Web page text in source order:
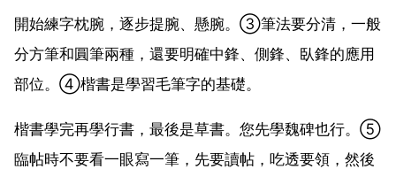
開始練字枕腕，逐步提腕、懸腕。③筆法要分清，一般
分方筆和圓筆兩種，還要明確中鋒、側鋒、臥鋒的應用
部位。④楷書是學習毛筆字的基礎。
楷書學完再學行書，最後是草書。您先學魏碑也行。⑤
臨帖時不要看一眼寫一筆，先要讀帖，吃透要領，然後